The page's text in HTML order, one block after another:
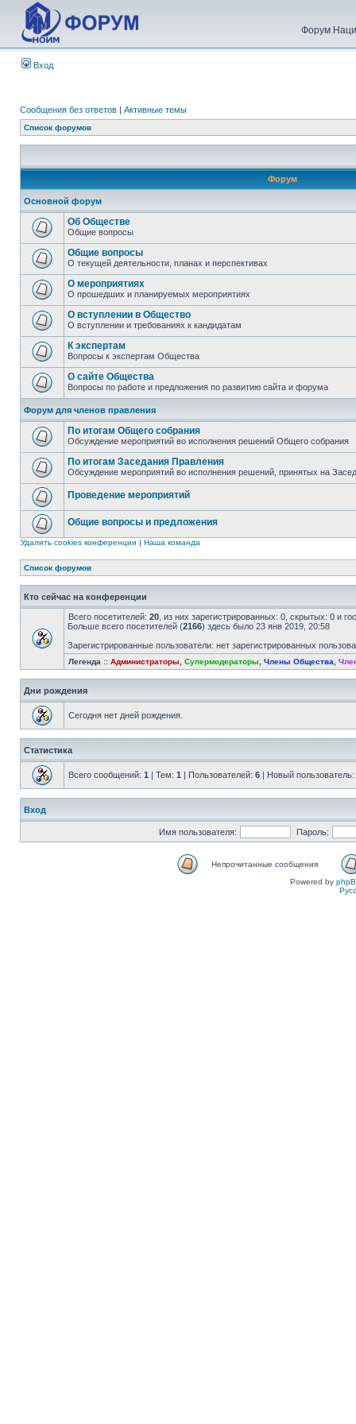
Форум
Вход
Сообщения без ответов | Активные темы
Список форумов
Форум
Основной форум
Об Обществе
Общие вопросы
Общие вопросы
О текущей деятельности, планах и перспективах
О мероприятиях
О прошедших и планируемых мероприятиях
О вступлении в Общество
О вступлении и требованиях к кандидатам
К экспертам
Вопросы к экспертам Общества
О сайте Общества
Вопросы по работе и предложения по развитию сайта и форума
Форум для членов правления
По итогам Общего собрания
Обсуждение мероприятий во исполнения решений Общего собрания
По итогам Заседания Правления
Обсуждение мероприятий во исполнения решений, принятых на
Проведение мероприятий
Общие вопросы и предложения
Удалить cookies конференции | Наша команда
Список форумов
Кто сейчас на конференции
Всего посетителей: 20 , из них зарегистрированных: 0, скрытых: 0 и
Больше всего посетителей (2166) здесь было 23 янв 2019, 20:58
Зарегистрированные пользователи: нет зарегистрированных
Легенда :: Администраторы Супермодераторы Члены Общества
Дни рождения
Сегодня нет дней рождения.
Статистика
Всего сообщений: 1 | Тем: 1 | Пользователей: 6 | Новый пользователь:
Вход
Имя пользователя: Пароль:
Непрочитанные сообщения
Powered by